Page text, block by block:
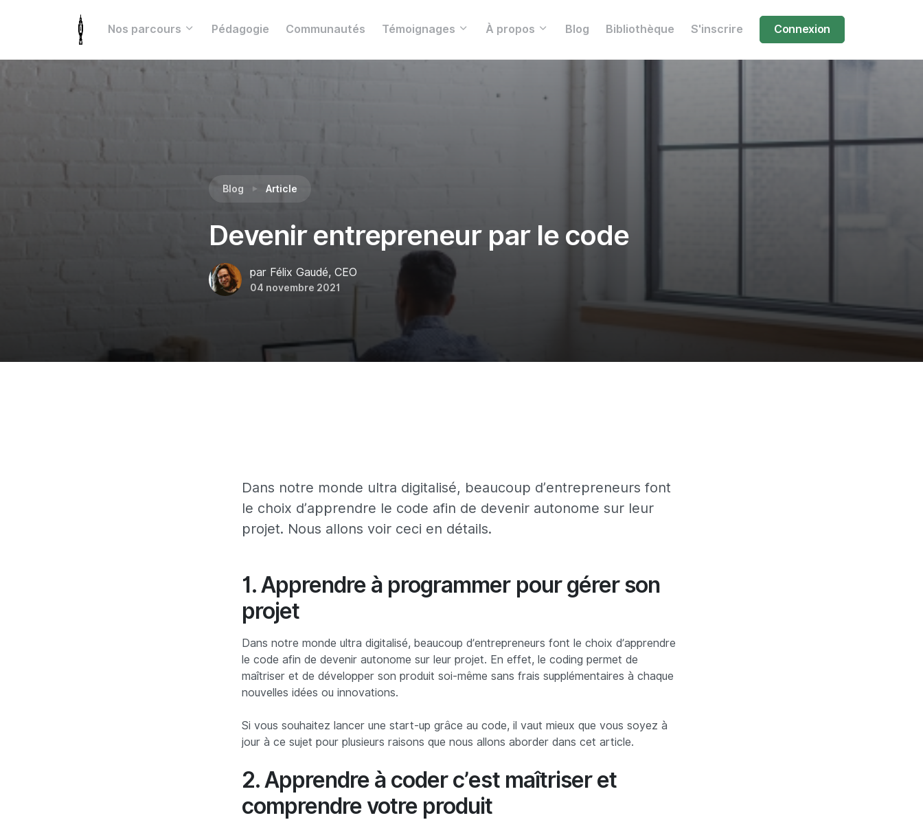
Nos parcours Pédagogie Communautés Témoignages À propos Blog Bibliothèque S'inscrire Connexion
Blog Article
Devenir entrepreneur par le code
par Félix Gaudé, CEO
04 novembre 2021
Dans notre monde ultra digitalisé, beaucoup d’entrepreneurs font
le choix d’apprendre le code afin de devenir autonome sur leur
projet. Nous allons voir ceci en détails.
1. Apprendre à programmer pour gérer son
projet
Dans notre monde ultra digitalisé, beaucoup d’entrepreneurs font le choix d’apprendre
le code afin de devenir autonome sur leur projet. En effet, le coding permet de
maîtriser et de développer son produit soi-même sans frais supplémentaires à chaque
nouvelles idées ou innovations.
Si vous souhaitez lancer une start-up grâce au code, il vaut mieux que vous soyez à
jour à ce sujet pour plusieurs raisons que nous allons aborder dans cet article.
2. Apprendre à coder c’est maîtriser et
comprendre votre produit